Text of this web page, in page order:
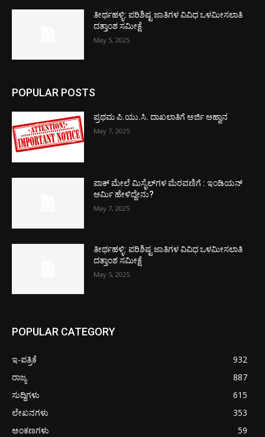
ತೀರ್ಥಹಳ್ಳಿ: ಪರಿಶಿಷ್ಟ ಜಾತಿಗಳ ವಿವಿಧ ಒಳಮೀಸಲಾತಿ
ದತ್ತಾಂಶ ಸಮೀಕ್ಷೆ
May 5, 2025
POPULAR POSTS
ಪ್ರಥಮ ಪಿ.ಯು.ಸಿ. ದಾಖಲಾತಿಗೆ ಅರ್ಜಿ ಆಹ್ವಾನ
May 7, 2025
ಪಾಕ್​ ಮೇಲೆ ಮಿಸೈಲ್​ಗಳ ಮೆರವಣಿಗೆ : ಇಂಡಿಯನ್
ಆರ್ಮಿ ಹೇಳಿದ್ದೇನು?
May 7, 2025
ತೀರ್ಥಹಳ್ಳಿ: ಪರಿಶಿಷ್ಟ ಜಾತಿಗಳ ವಿವಿಧ ಒಳಮೀಸಲಾತಿ
ದತ್ತಾಂಶ ಸಮೀಕ್ಷೆ
May 5, 2025
POPULAR CATEGORY
ಇ-ಪತ್ರಿಕೆ
932
ರಾಜ್ಯ
887
ಸುದ್ದಿಗಳು
615
ಲೇಖನಗಳು
353
ಅಂಕಣಗಳು
59